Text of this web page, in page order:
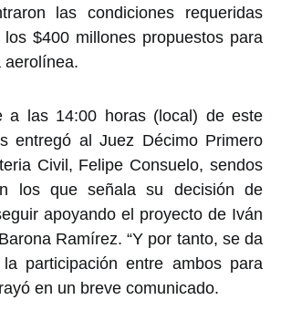
las condiciones requeridas
los $400 millones propuestos para
aerolínea.
a las 14:00 horas (local) de este
entregó al Juez Décimo Primero
Civil, Felipe Consuelo, sendos
los que señala su decisión de
apoyando el proyecto de Iván
Ramírez. “Y por tanto, se da
participación entre ambos para
en un breve comunicado.